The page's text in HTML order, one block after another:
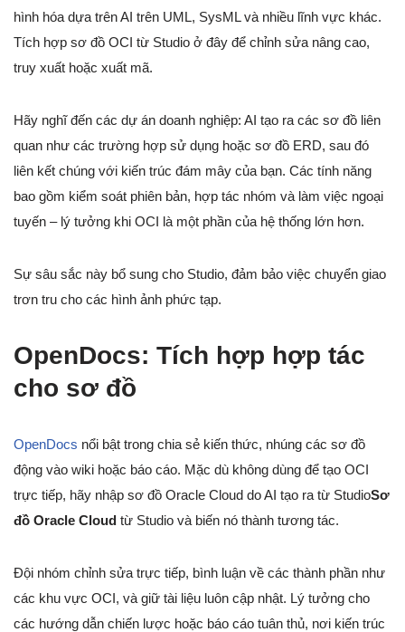
hình hóa dựa trên AI trên UML, SysML và nhiều lĩnh vực khác.
Tích hợp sơ đồ OCI từ Studio ở đây để chỉnh sửa nâng cao,
truy xuất hoặc xuất mã.
Hãy nghĩ đến các dự án doanh nghiệp: AI tạo ra các sơ đồ liên
quan như các trường hợp sử dụng hoặc sơ đồ ERD, sau đó
liên kết chúng với kiến trúc đám mây của bạn. Các tính năng
bao gồm kiểm soát phiên bản, hợp tác nhóm và làm việc ngoại
tuyến – lý tưởng khi OCI là một phần của hệ thống lớn hơn.
Sự sâu sắc này bổ sung cho Studio, đảm bảo việc chuyển giao
trơn tru cho các hình ảnh phức tạp.
OpenDocs: Tích hợp hợp tác
cho sơ đồ
OpenDocs nổi bật trong chia sẻ kiến thức, nhúng các sơ đồ
động vào wiki hoặc báo cáo. Mặc dù không dùng để tạo OCI
trực tiếp, hãy nhập sơ đồ Oracle Cloud do AI tạo ra từ StudioSơ
đồ Oracle Cloud từ Studio và biến nó thành tương tác.
Đội nhóm chỉnh sửa trực tiếp, bình luận về các thành phần như
các khu vực OCI, và giữ tài liệu luôn cập nhật. Lý tưởng cho
các hướng dẫn chiến lược hoặc báo cáo tuân thủ, nơi kiến trúc